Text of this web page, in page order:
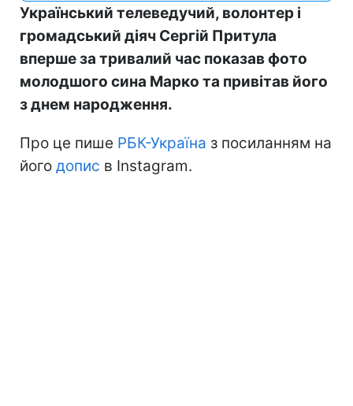
Український телеведучий, волонтер і
громадський діяч Сергій Притула
вперше за тривалий час показав фото
молодшого сина Марко та привітав його
з днем народження.
Про це пише РБК-Україна з посиланням на
його допис в Instagram.